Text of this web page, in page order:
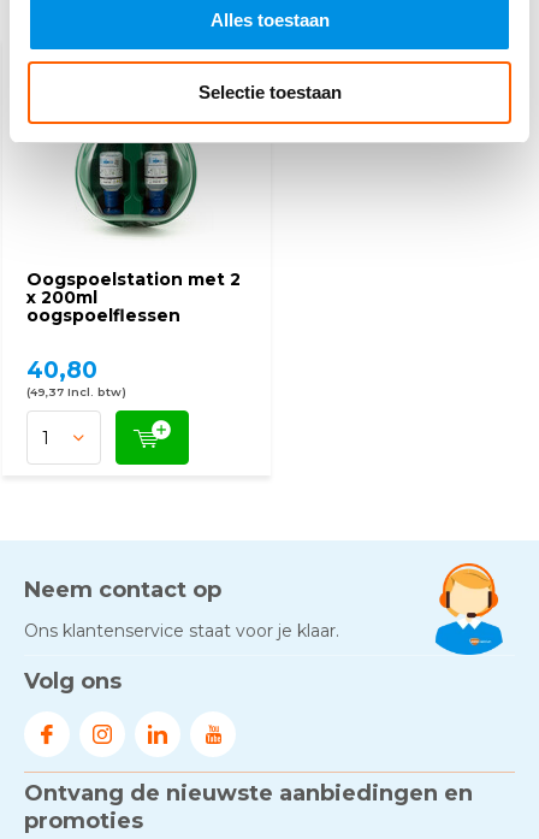
Alles toestaan
Selectie toestaan
Recent bekeken
Oogspoelstation met 2
x 200ml
oogspoelflessen
40,80
(49,37 Incl. btw)
Neem contact op
Ons klantenservice staat voor je klaar.
Volg ons
Ontvang de nieuwste aanbiedingen en
promoties